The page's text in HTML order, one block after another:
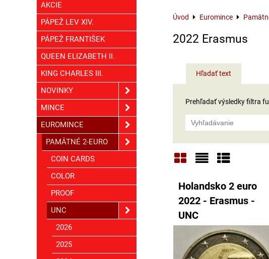
Úvod Euromince
2022 Erasmus
Hľadať text
Prehľadať výsledky filtra
Holandsko 2 euro
2022 - Erasmus -
UNC
AKCIE
PÁPEŽ LEV XIV.
PÁPEŽ FRANTIŠEK
QUEEN ELIZABETH II.
KING CHARLES III.
NOVINKY
MINCE
EUROMINCE
PAMÄTNÉ 2-EURO
COIN CARDS
COLOR
PROOF
UNC
2026
2025